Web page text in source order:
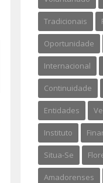
Tradicionais
Oportunidade
Internacional
Continuidade
Entidades
Instituto
Situa-Se
Amadorenses